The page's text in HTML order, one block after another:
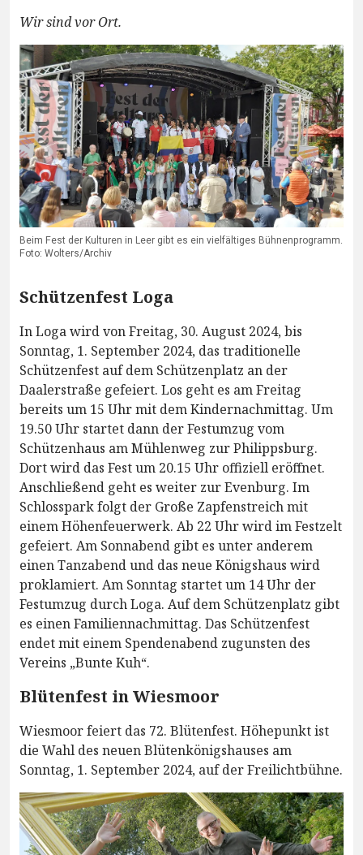
Wir sind vor Ort.
Beim Fest der Kulturen in Leer gibt es ein vielfältiges Bühnenprogramm.
Foto: Wolters/Archiv
Schützenfest Loga
In Loga wird von Freitag, 30. August 2024, bis
Sonntag, 1. September 2024, das traditionelle
Schützenfest auf dem Schützenplatz an der
Daalerstraße gefeiert. Los geht es am Freitag
bereits um 15 Uhr mit dem Kindernachmittag. Um
19.50 Uhr startet dann der Festumzug vom
Schützenhaus am Mühlenweg zur Philippsburg.
Dort wird das Fest um 20.15 Uhr offiziell eröffnet.
Anschließend geht es weiter zur Evenburg. Im
Schlosspark folgt der Große Zapfenstreich mit
einem Höhenfeuerwerk. Ab 22 Uhr wird im Festzelt
gefeiert. Am Sonnabend gibt es unter anderem
einen Tanzabend und das neue Königshaus wird
proklamiert. Am Sonntag startet um 14 Uhr der
Festumzug durch Loga. Auf dem Schützenplatz gibt
es einen Familiennachmittag. Das Schützenfest
endet mit einem Spendenabend zugunsten des
Vereins „Bunte Kuh“.
Blütenfest in Wiesmoor
Wiesmoor feiert das 72. Blütenfest. Höhepunkt ist
die Wahl des neuen Blütenkönigshauses am
Sonntag, 1. September 2024, auf der Freilichtbühne.